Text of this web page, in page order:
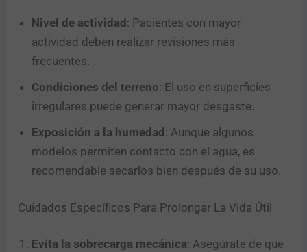
Nivel de actividad : Pacientes con mayor
actividad deben realizar revisiones más
frecuentes.
Condiciones del terreno: El uso en superficies
irregulares puede generar mayor desgaste.
Exposición a la humedad : Aunque algunos
modelos permiten contacto con el agua, es
recomendable secarlos bien después de su uso.
Cuidados Específicos Para Prolongar La Vida Útil
Evita la sobrecarga mecánica: Asegúrate de que